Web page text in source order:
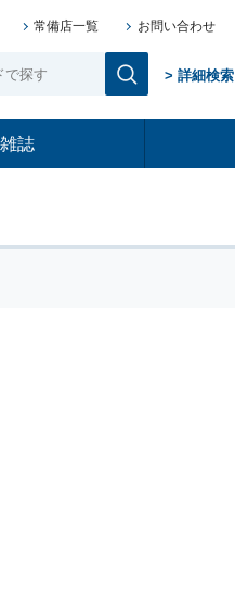
常備店一覧 お問い合わせ
> 詳細検索
雑誌